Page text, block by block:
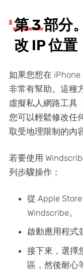
第 3 部分
改 IP 位置
如果您想在
非常有幫助。這種
虛擬私人網路工具
您可以輕鬆修改任
取受地理限制的內
若要使用
列步驟操作：
從 Apple
Windscribe。
啟動應用程式
接下來，選擇
區，然後耐心